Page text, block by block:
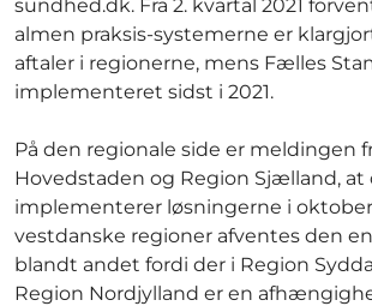
sundhed.dk. Fra 2. kvartal 2021
almen praksis-systemerne er
aftaler i regionerne, mens Fælles
implementeret sidst i 2021.
På den regionale side er meldingen
Hovedstaden og Region Sjælland, at
implementerer løsningerne i oktober
vestdanske regioner afventes den
blandt andet fordi der i Region
Region Nordjylland er en